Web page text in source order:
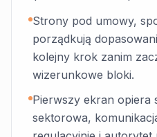
Strony pod umowy,
porządkują
kolejny krok zanim
wizerunkowe bloki.
Pierwszy ekran opiera
sektorowa,